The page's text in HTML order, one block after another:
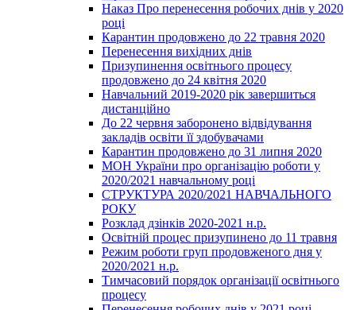
Наказ Про перенесення робочих днів у 2020
році
Карантин продовжено до 22 травня 2020
Перенесення вихідних днів
Призупинення освітнього процесу
продовжено до 24 квітня 2020
Навчальний 2019-2020 рік завершиться
дистанційно
До 22 червня заборонено відвідування
закладів освіти її здобувачами
Карантин продовжено до 31 липня 2020
МОН України про організацію роботи у
2020/2021 навчальному році
СТРУКТУРА 2020/2021 НАВЧАЛЬНОГО
РОКУ
Розклад дзінків 2020-2021 н.р.
Освітній процес призупинено до 11 травня
Режим роботи груп продовженого дня у
2020/2021 н.р.
Тимчасовий порядок організації освітнього
процесу